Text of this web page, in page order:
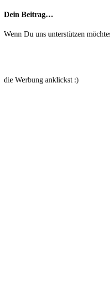
Dein Beitrag…
Wenn Du uns unterstützen
die Werbung anklickst :)